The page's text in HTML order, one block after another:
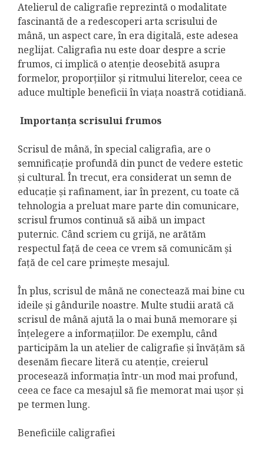
Atelierul de caligrafie reprezintă o modalitate
fascinantă de a redescoperi arta scrisului de
mână, un aspect care, în era digitală, este adesea
neglijat. Caligrafia nu este doar despre a scrie
frumos, ci implică o atenție deosebită asupra
formelor, proporțiilor și ritmului literelor, ceea ce
aduce multiple beneficii în viața noastră cotidiană.
Importanța scrisului frumos
Scrisul de mână, în special caligrafia, are o
semnificație profundă din punct de vedere estetic
și cultural. În trecut, era considerat un semn de
educație și rafinament, iar în prezent, cu toate că
tehnologia a preluat mare parte din comunicare,
scrisul frumos continuă să aibă un impact
puternic. Când scriem cu grijă, ne arătăm
respectul față de ceea ce vrem să comunicăm și
față de cel care primește mesajul.
În plus, scrisul de mână ne conectează mai bine cu
ideile și gândurile noastre. Multe studii arată că
scrisul de mână ajută la o mai bună memorare și
înțelegere a informațiilor. De exemplu, când
participăm la un atelier de caligrafie și învățăm să
desenăm fiecare literă cu atenție, creierul
procesează informația într-un mod mai profund,
ceea ce face ca mesajul să fie memorat mai ușor și
pe termen lung.
Beneficiile caligrafiei